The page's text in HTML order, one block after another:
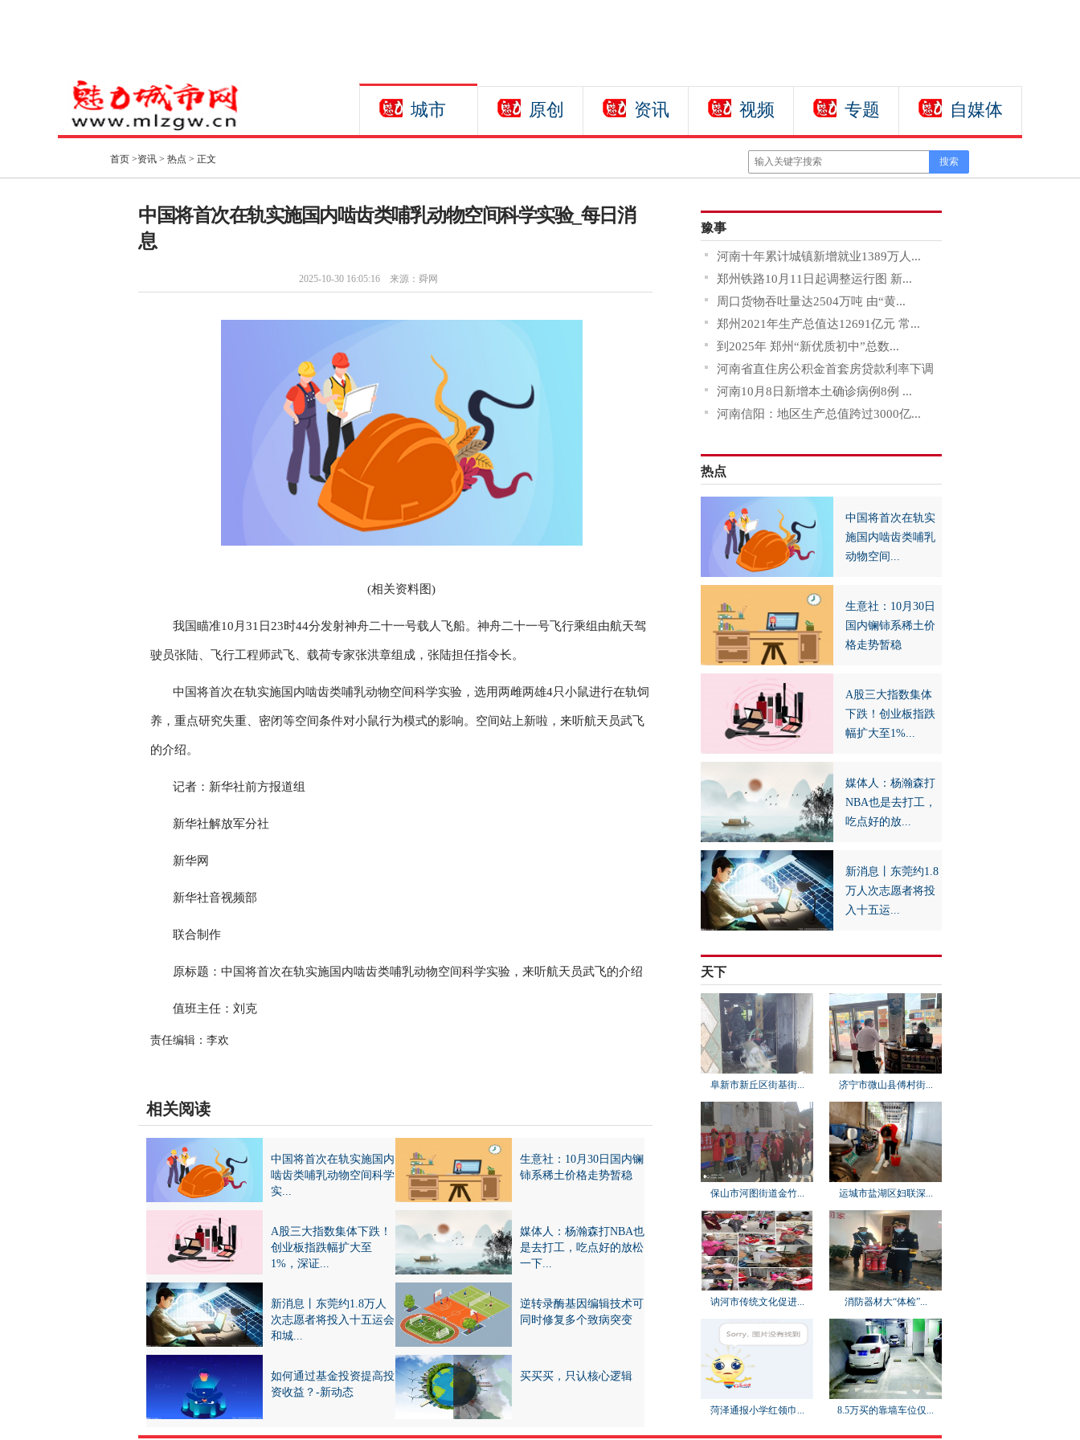
城市 原创 资讯 视频 专题 自媒体
首页 >资讯 > 热点 > 正文
中国将首次在轨实施国内啮齿类哺乳动物空间科学实验_每日消
息
2025-10-30 16:05:16 来源：舜网
(相关资料图)
我国瞄准10月31日23时44分发射神舟二十一号载人飞船。神舟二十一号飞行乘组由航天驾
驶员张陆、飞行工程师武飞、载荷专家张洪章组成，张陆担任指令长。
中国将首次在轨实施国内啮齿类哺乳动物空间科学实验，选用两雌两雄4只小鼠进行在轨饲
养，重点研究失重、密闭等空间条件对小鼠行为模式的影响。空间站上新啦，来听航天员武飞
的介绍。
记者：新华社前方报道组
新华社解放军分社
新华网
新华社音视频部
联合制作
原标题：中国将首次在轨实施国内啮齿类哺乳动物空间科学实验，来听航天员武飞的介绍
值班主任：刘克
责任编辑：李欢
相关阅读
中国将首次在轨实施国内
啮齿类哺乳动物空间科学
实...
生意社：10月30日国内镧
铈系稀土价格走势暂稳
A股三大指数集体下跌！
创业板指跌幅扩大至
1%，深证...
媒体人：杨瀚森打NBA也
是去打工，吃点好的放松
一下...
新消息丨东莞约1.8万人
次志愿者将投入十五运会
和城...
逆转录酶基因编辑技术可
同时修复多个致病突变
如何通过基金投资提高投
资收益？-新动态
买买买，只认核心逻辑
豫事
河南十年累计城镇新增就业1389万人...
郑州铁路10月11日起调整运行图 新...
周口货物吞吐量达2504万吨 由“黄...
郑州2021年生产总值达12691亿元 常...
到2025年 郑州“新优质初中”总数...
河南省直住房公积金首套房贷款利率下调
河南10月8日新增本土确诊病例8例 ...
河南信阳：地区生产总值跨过3000亿...
热点
中国将首次在轨实
施国内啮齿类哺乳
动物空间...
生意社：10月30日
国内镧铈系稀土价
格走势暂稳
A股三大指数集体
下跌！创业板指跌
幅扩大至1%...
媒体人：杨瀚森打
NBA也是去打工，
吃点好的放...
新消息丨东莞约1.8
万人次志愿者将投
入十五运...
天下
阜新市新丘区街基街... 济宁市微山县傅村街...
保山市河图街道金竹... 运城市盐湖区妇联深...
讷河市传统文化促进... 消防器材大“体检”...
菏泽通报小学红领巾... 8.5万买的靠墙车位仅...